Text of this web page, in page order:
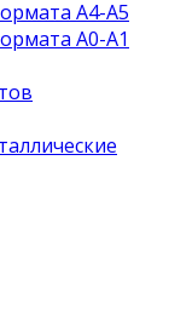
А4-А5
А0-А1